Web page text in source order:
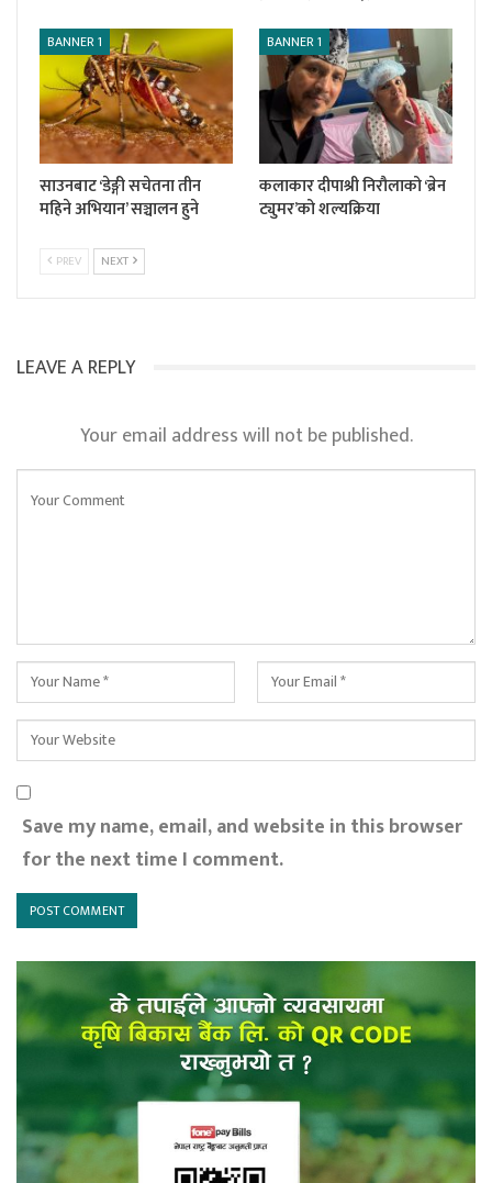
BANNER 1
साउनबाट ‘डेङ्गी सचेतना तीन
महिने अभियान’ सञ्चालन हुने
BANNER 1
कलाकार दीपाश्री निरौलाको ‘ब्रेन
ट्युमर’को शल्यक्रिया
PREV NEXT
LEAVE A REPLY
Your email address will not be published.
Save my name, email, and website in this browser
for the next time I comment.